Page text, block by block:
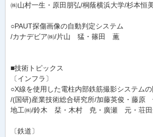
㈱山村一生・原田朋弘/桐蔭横浜大学/杉本恒
○PAUT探傷画像の自動判定システム
/カナデビア㈱/片山 猛・篠田 薫
■技術トピックス
〔インフラ〕
○X線を使用した電柱内部鉄筋撮影システム
/(国研)産業技術総合研究所/加藤英俊・藤原
地工㈱/鈴木 栞・木村 尭・廣瀬 元・荘田
〔鉄道〕